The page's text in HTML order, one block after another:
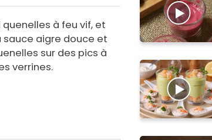
à feu vif, et
sauce aigre douce et
sur des pics à
verrines.